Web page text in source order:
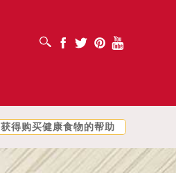
打开搜索框 Facebook
Twitter PinterestYoutube
获得购买健康食物的帮助